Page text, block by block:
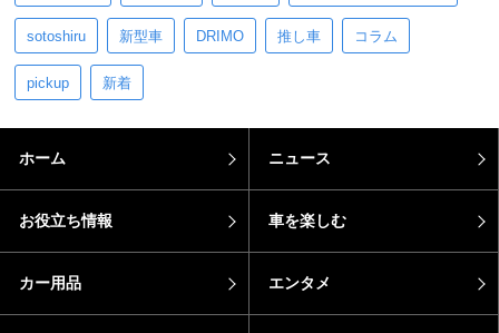
sotoshiru 新型車 DRIMO 推し車 コラム
pickup 新着
ホーム ニュース
お役立ち情報 車を楽しむ
カー用品 エンタメ